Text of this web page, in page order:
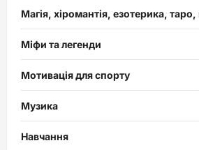
Магія, хіромантія, езотерика, таро,
Міфи та легенди
Мотивація для спорту
Музика
Навчання